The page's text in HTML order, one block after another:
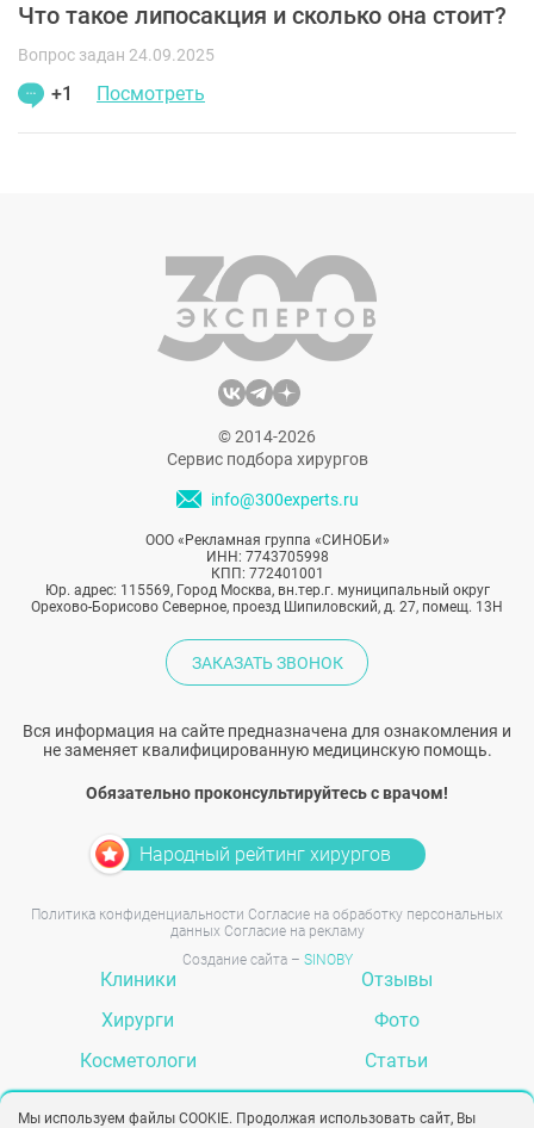
Что такое липосакция и сколько она стоит?
Вопрос задан 24.09.2025
+1 Посмотреть
© 2014-2026
Сервис подбора хирургов
info@300experts.ru
ООО «Рекламная группа «СИНОБИ»
ИНН: 7743705998
КПП: 772401001
Юр. адрес: 115569, Город Москва, вн.тер.г. муниципальный округ
Орехово-Борисово Северное, проезд Шипиловский, д. 27, помещ. 13Н
ЗАКАЗАТЬ ЗВОНОК
Вся информация на сайте предназначена для ознакомления и
не заменяет квалифицированную медицинскую помощь.
Обязательно проконсультируйтесь с врачом!
Народный рейтинг хирургов
Политика конфиденциальности Согласие на обработку персональных
данных Согласие на рекламу
Создание сайта – SINOBY
Клиники
Хирурги
Косметологи
Отзывы
Фото
Статьи
Мы используем файлы COOKIE. Продолжая использовать сайт, Вы